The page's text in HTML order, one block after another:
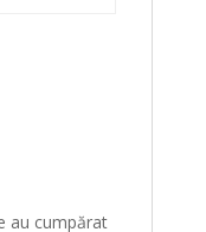
au cumpărat